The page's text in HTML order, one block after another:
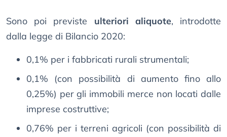
Sono poi previste ulteriori aliquote, introdotte
dalla legge di Bilancio 2020:
0,1% per i fabbricati rurali strumentali;
0,1% (con possibilità di aumento fino allo
0,25%) per gli immobili merce non locati dalle
imprese costruttive;
0,76% per i terreni agricoli (con possibilità di